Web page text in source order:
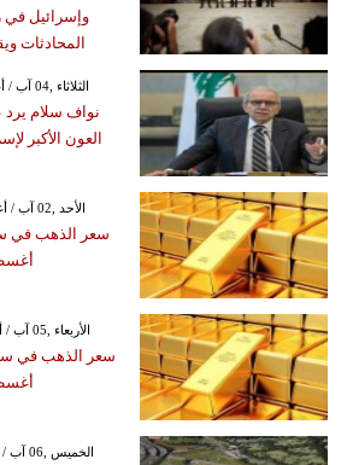
وإسرائيل في
المحادثات
GMT 14:18 2026 الثلاثاء ,04 آب / أغسطس
نواف سلام
العون الأكبر
GMT 09:59 2026 الأحد ,02 آب / أغسطس
GMT 06:35 2026 الأربعاء ,05 آب / أغسطس
GMT 16:03 2026 الخميس ,06 آب / أغسطس